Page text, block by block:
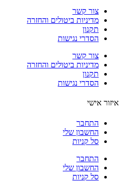
צור קשר
מדיניות ביטולים והחזרה
תקנון
הסדרי נגישות
צור קשר
מדיניות ביטולים והחזרה
תקנון
הסדרי נגישות
אישי
התחבר
החשבון שלי
סל קניות
התחבר
החשבון שלי
סל קניות